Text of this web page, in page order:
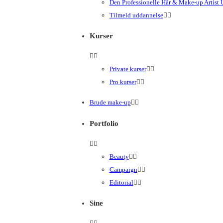
Den Professionelle Hår & Make-up Artist
Tilmeld uddannelse
Kurser
Private kurser
Pro kurser
Brude make-up
Portfolio
Beauty
Campaign
Editorial
Sine